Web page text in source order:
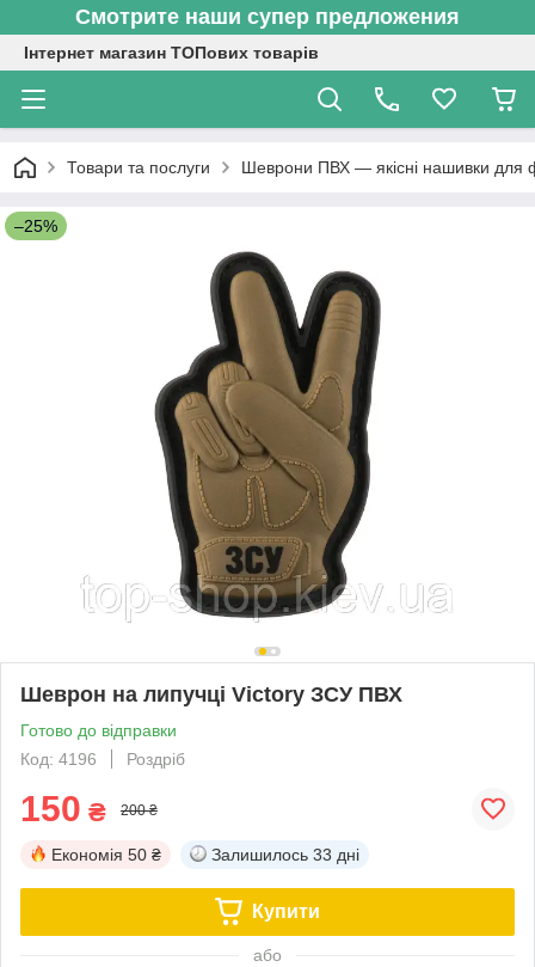
Смотрите наши супер предложения
Інтернет магазин ТОПових товарів
Товари та послуги Шеврони ПВХ — якісні нашивки для
–25%
Шеврон на липучці Victory ЗСУ ПВХ
Готово до відправки
Код: 4196
Роздріб
150 ₴ 200 ₴
Економія 50 ₴ Залишилось 33 дні
Купити
або